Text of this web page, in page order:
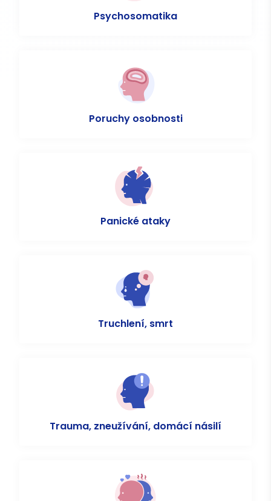
Psychosomatika
Poruchy osobnosti
Panické ataky
Truchlení, smrt
Trauma, zneužívání, domácí násilí